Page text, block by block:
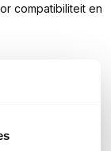
compatibiliteit en